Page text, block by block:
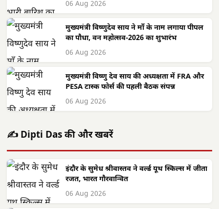
06 Aug 2026
मुख्यमंत्री विष्णुदेव साय ने माँ के नाम लगाया पीपल
का पौधा, वन महोत्सव-2026 का शुभारंभ
06 Aug 2026
मुख्यमंत्री विष्णु देव साय की अध्यक्षता में FRA और
PESA टास्क फोर्स की पहली बैठक संपन्न
06 Aug 2026
✍️ Dipti Das की और खबरें
इंदौर के सुमेध श्रीवास्तव ने वर्ल्ड यूथ स्किल्स में जीता
रजत, भारत गौरवान्वित
06 Aug 2026